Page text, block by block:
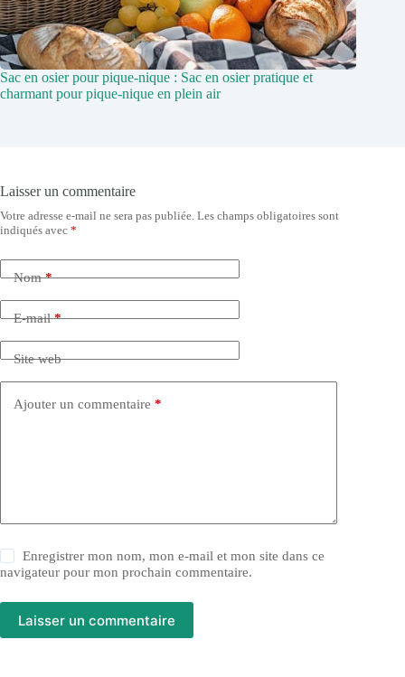
Sac en osier pour pique-nique : Sac en osier pratique et
charmant pour pique-nique en plein air
Laisser un commentaire
Votre adresse e-mail ne sera pas publiée. Les champs obligatoires sont
indiqués avec *
Nom*
E-mail*
Site web
Ajouter un commentaire *
Enregistrer mon nom, mon e-mail et mon site dans ce
navigateur pour mon prochain commentaire.
Laisser un commentaire